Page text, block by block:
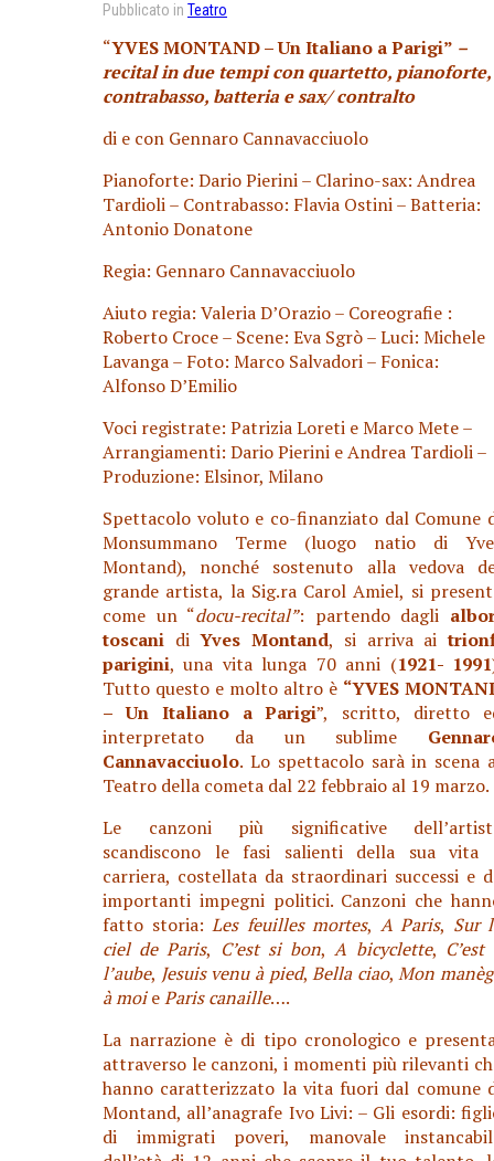
Pubblicato in Teatro
“YVES MONTAND – Un Italiano a Parigi” –
recital in due tempi con quartetto, pianoforte,
contrabasso, batteria e sax/ contralto
di e con Gennaro Cannavacciuolo
Pianoforte: Dario Pierini – Clarino-sax: Andrea
Tardioli – Contrabasso: Flavia Ostini – Batteria:
Antonio Donatone
Regia: Gennaro Cannavacciuolo
Aiuto regia: Valeria D’Orazio – Coreografie :
Roberto Croce – Scene: Eva Sgrò – Luci: Michele
Lavanga – Foto: Marco Salvadori – Fonica:
Alfonso D’Emilio
Voci registrate: Patrizia Loreti e Marco Mete –
Arrangiamenti: Dario Pierini e Andrea Tardioli –
Produzione: Elsinor, Milano
Spettacolo voluto e co-finanziato dal Comune
Monsummano Terme (luogo natio di
Montand), nonché sostenuto alla vedova
grande artista, la Sig.ra Carol Amiel, si
come un “docu-recital”: partendo dagli
toscani diYves Montand, si arriva ai
parigini, una vita lunga 70 anni (1921- 1991
Tutto questo e molto altro è “YVES
– Un Italiano a Parigi”,
scritto, diretto
interpretato da un sublime
Cannavacciuolo. Lo spettacolo sarà in scena
Teatro della cometa dal 22 febbraio al 19 marzo.
Le canzoni più significative
scandiscono le fasi salienti della sua vita
carriera, costellata da straordinari successi e
importanti impegni politici. Canzoni che
fatto storia: Les feuilles mortes, A Paris, Sur
ciel de Paris, C’est si bon,A bicyclette, C’est
l’aube, Jesuis venu à pied,Bella ciao,Mon
à moieParis canaille….
La narrazione è di tipo cronologico e
attraverso le canzoni, i momenti più rilevanti
hanno caratterizzato la vita fuori dal comune
Montand, all’anagrafe Ivo Livi: – Gli esordi:
di immigrati poveri, manovale